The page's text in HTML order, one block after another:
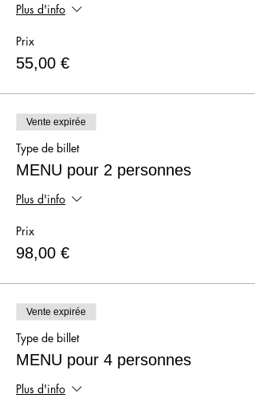
Plus d'info
Prix
55,00 €
Vente expirée
Type de billet
MENU pour 2 personnes
Plus d'info
Prix
98,00 €
Vente expirée
Type de billet
MENU pour 4 personnes
Plus d'info